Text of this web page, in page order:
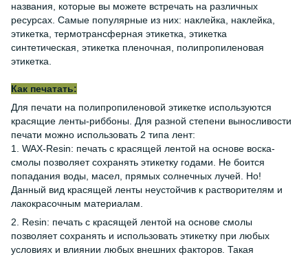
названия, которые вы можете встречать на различных
ресурсах. Самые популярные из них: наклейка, наклейка,
этикетка, термотрансферная этикетка, этикетка
синтетическая, этикетка пленочная, полипропиленовая
этикетка.
Как печатать:
Для печати на полипропиленовой этикетке используются
красящие ленты-риббоны. Для разной степени выносливости
печати можно использовать 2 типа лент:
1. WAX-Resin: печать с красящей лентой на основе воска-
смолы позволяет сохранять этикетку годами. Не боится
попадания воды, масел, прямых солнечных лучей. Но!
Данный вид красящей ленты неустойчив к растворителям и
лакокрасочным материалам.
2. Resin: печать с красящей лентой на основе смолы
позволяет сохранять и использовать этикетку при любых
условиях и влиянии любых внешних факторов. Такая